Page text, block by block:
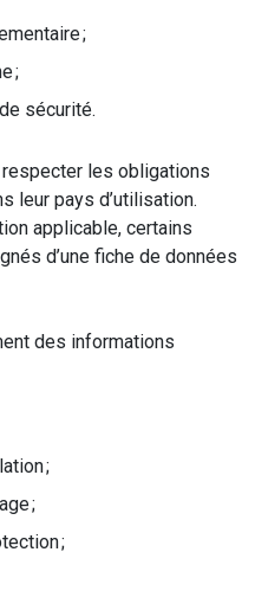
;
;
sécurité.
les obligations
leur pays d’utilisation.
applicable, certains
d’une fiche de données
des informations
;
;
;